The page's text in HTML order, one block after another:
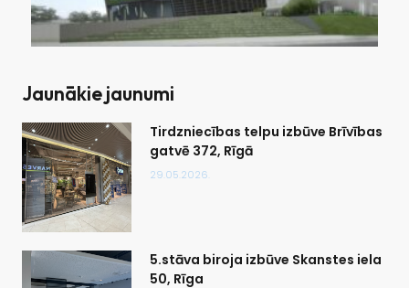
Jaunākie jaunumi
Tirdzniecības telpu izbūve Brīvības
gatvē 372, Rīgā
29.05.2026.
5.stāva biroja izbūve Skanstes iela
50, Rīga